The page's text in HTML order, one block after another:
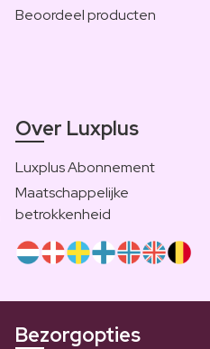
Beoordeel producten
Over Luxplus
Luxplus Abonnement
Maatschappelijke
betrokkenheid
Bezorgopties